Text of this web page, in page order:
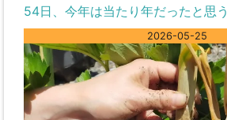
54日、今年は当たり年だったと思う
2026-05-25